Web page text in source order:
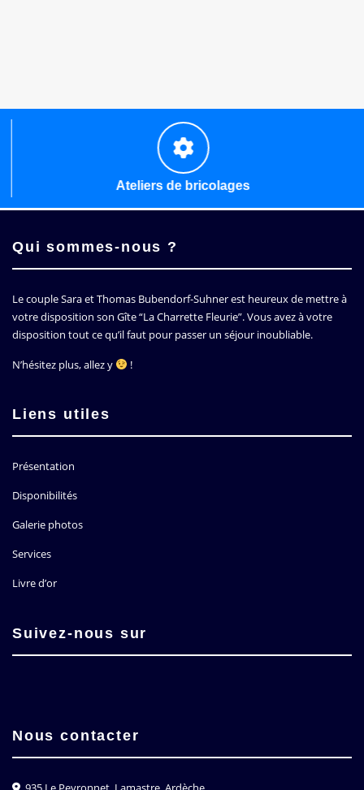
Ateliers de bricolages
Qui sommes-nous ?
Le couple Sara et Thomas Bubendorf-Suhner est heureux de mettre à
votre disposition son Gîte La Charrette Fleurie . Vous avez à votre
disposition tout ce qu’il faut pour passer un séjour inoubliable.
N’hésitez plus, allez y !
Liens utiles
Présentation
Disponibilités
Galerie photos
Services
Livre d’or
Suivez-nous sur
Nous contacter